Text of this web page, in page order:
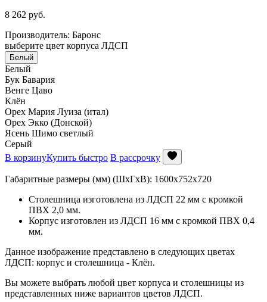
8 262 руб.
Производитель: Баронс
выберите цвет корпуса ЛДСП
Белый
Белый
Бук Бавария
Венге Цаво
Клён
Орех Мария Луиза (итал)
Орех Экко (Донской)
Ясень Шимо светлый
Серый
В корзинуКупить быстро В рассрочку
Габаритные размеры (мм) (ШхГхВ): 1600х752х720
Столешница изготовлена из ЛДСП 22 мм с кромкой
ПВХ 2,0 мм.
Корпус изготовлен из ЛДСП 16 мм с кромкой ПВХ 0,4
мм.
Данное изображение представлено в следующих цветах
ЛДСП: корпус и столешница - Клён.
Вы можете выбрать любой цвет корпуса и столешницы из
представленных ниже вариантов цветов ЛДСП.